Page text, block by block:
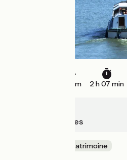
28 km 2 h 07 min
Aigues-Mortes
Nature & petit patrimoine